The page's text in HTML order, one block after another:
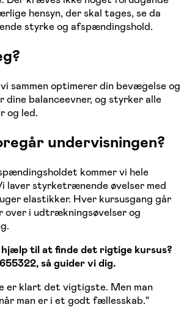
hensyn, der skal tages, se da
styrke og afspændingshold.
sammen optimerer din bevægelse og
balanceevner, og styrker alle
og led.
undervisningen?
kommer vi hele
laver styrketrænende øvelser med
elastikker. Hver kursusgang går
over i udtrækningsøvelser og
til at finde det rigtige kursus?
så guider vi dig.
er klart det vigtigste. Men man
man er i et godt fællesskab.“